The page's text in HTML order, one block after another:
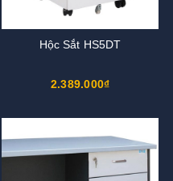
Hộc Sắt HS5DT
2.389.000₫